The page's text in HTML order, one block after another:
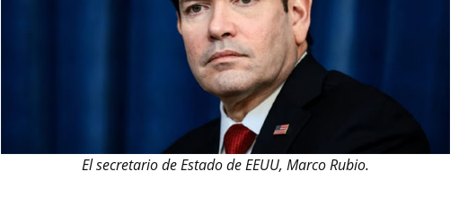
El secretario de Estado de EEUU, Marco Rubio.